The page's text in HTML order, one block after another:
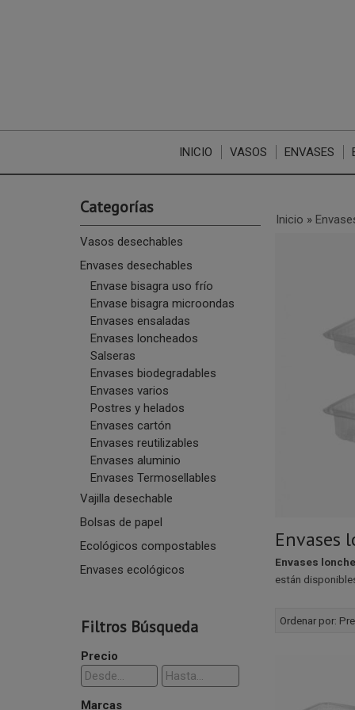
INICIO VASOS ENVASES
Categorías
Vasos desechables
Envases desechables
Envase bisagra uso frío
Envase bisagra microondas
Envases ensaladas
Envases loncheados
Salseras
Envases biodegradables
Envases varios
Postres y helados
Envases cartón
Envases reutilizables
Envases aluminio
Envases Termosellables
Vajilla desechable
Bolsas de papel
Ecológicos compostables
Envases ecológicos
Filtros Búsqueda
Precio
Marcas
Inicio »
Envases
Envases
están
Ordenar por: